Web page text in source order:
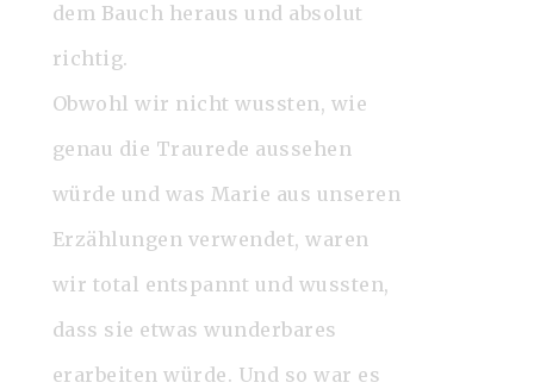
dem Bauch heraus und absolut
richtig.
Obwohl wir nicht wussten, wie
genau die Traurede aussehen
würde und was Marie aus unseren
Erzählungen verwendet, waren
wir total entspannt und wussten,
dass sie etwas wunderbares
erarbeiten würde. Und so war es